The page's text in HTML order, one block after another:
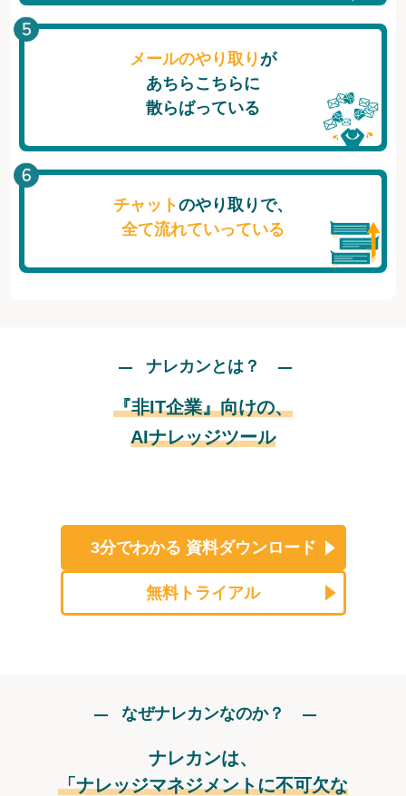
メールのやり取り が
あちらこちらに
散らばっている
チャットのやり取りで、
全て流れていっている
ナレカンとは？
『非IT企業』向けの、
AIナレッジツール
3分でわかる 資料ダウンロード
無料トライアル
なぜナレカンなのか？
ナレカンは、
「ナレッジマネジメントに不可欠な